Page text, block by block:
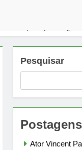
sob tensão
debate sobre
à meia-
de Estado
Pesquisar
Ator Vincent